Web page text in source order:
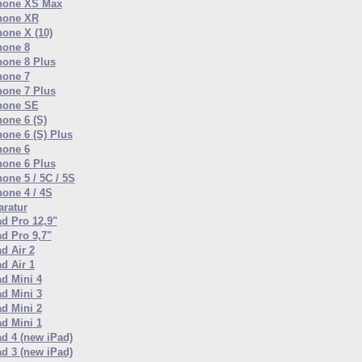
XS Max
XR
X (10)
8
8 Plus
7
7 Plus
SE
6 (S)
6 (S) Plus
6
6 Plus
5 / 5C / 5S
4 / 4S
Pro 12,9"
Pro 9,7"
Air 2
Air 1
Mini 4
Mini 3
Mini 2
Mini 1
4 (new iPad)
3 (new iPad)